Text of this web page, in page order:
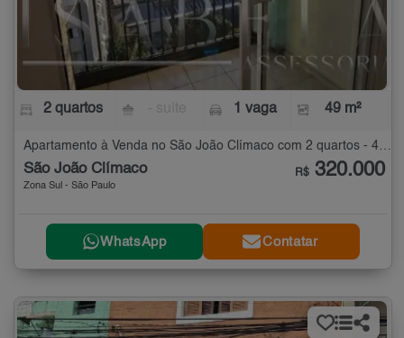
2 quartos 1 vaga 49 m²
Apartamento à Venda no São João Clímaco com 2 quartos - 49 m²
São João Clímaco
Zona Sul - São Paulo
R$ 320.000
WhatsApp Contatar